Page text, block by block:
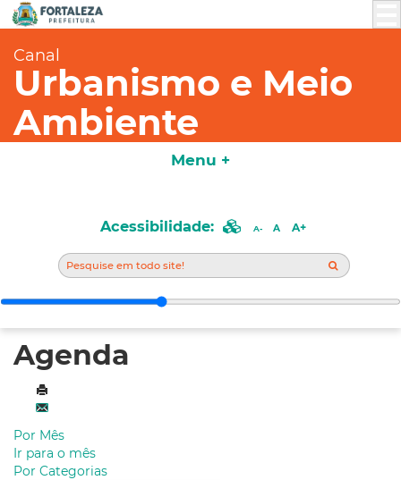
Canal
Urbanismo e Meio
Ambiente
Acessibilidade: A
Agenda
Por Mês
Ir para o mês
Por Categorias